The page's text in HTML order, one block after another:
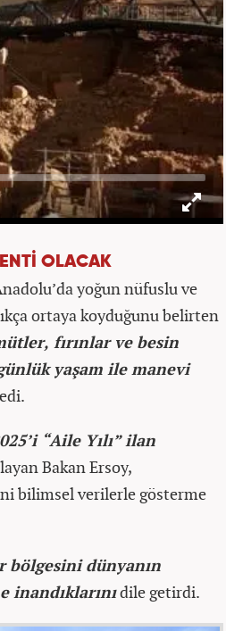
OLACAK
yoğun nüfuslu ve
ortaya koyduğunu belirten
fırınlar ve besin
yaşam ile manevi
“Aile Yılı” ilan
Bakan Ersoy,
bilimsel verilerle gösterme
bölgesini dünyanın
dile getirdi.